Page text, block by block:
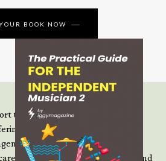
BOOK NOW
those climbing the next steps of
practical insight, updated
to continue building
in an increasingly complex and